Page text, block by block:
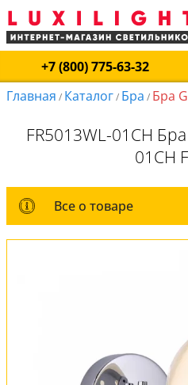
+7 (800) 775-63-32
Главная / Каталог/ Бра / Бра
FR5013WL-01CH
01CH
Все о товаре
Все о товаре
Оплата и доставка